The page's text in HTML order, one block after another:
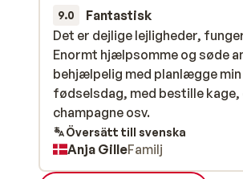
9.0 Fantastisk
Det er dejlige lejligheder,
Enormt hjælpsomme og søde
behjælpelig med planlægge min
fødselsdag, med bestille kage,
champagne osv.
Det er dejlige lejligheder,
Enormt hjælpsomme og søde
behjælpelig med planlægge min
fødselsdag, med bestille kage,
champagne osv.
Översätt till svenska
Anja GilleFamilj